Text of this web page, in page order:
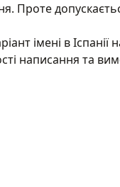
Проте
імені в Іспанії
написання та